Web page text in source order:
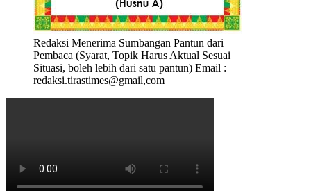
Redaksi Menerima Sumbangan Pantun dari
Pembaca (Syarat, Topik Harus Aktual Sesuai
Situasi, boleh lebih dari satu pantun) Email :
redaksi.tirastimes@gmail,com